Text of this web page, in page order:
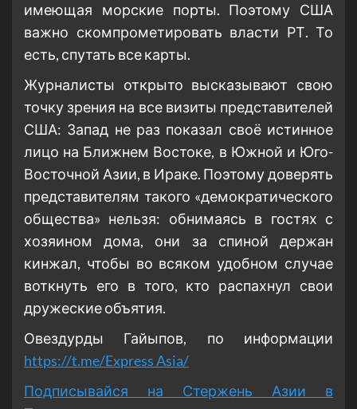
имеющая морские порты. Поэтому США
важно скомпрометировать власти РТ. То
есть, спутать все карты.
Журналисты открыто высказывают свою
точку зрения на все визиты представителей
США: Запад не раз показал своё истинное
лицо на Ближнем Востоке, в Южной и Юго-
Восточной Азии, в Ираке. Поэтому доверять
представителям такого «демократического
общества» нельзя: обнимаясь в гостях с
хозяином дома, они за спиной держан
кинжал, чтобы во всяком удобном случае
воткнуть его в того, кто распахнул свои
дружеские объятия.
Овездурды Гайыпов, по информации
https://t.me/Express Asia/
Подписывайся на Стержень Азии в